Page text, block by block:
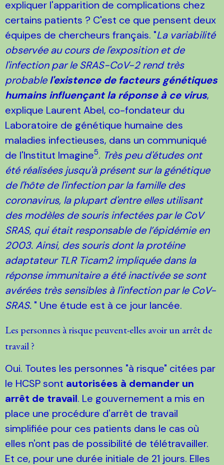
expliquer l'apparition de complications chez
certains patients ? C'est ce que pensent deux
équipes de chercheurs français. "La variabilité
observée au cours de l'exposition et de
l'infection par le SRAS-CoV-2 rend très
probablel'existence de facteurs génétiques
humains influençant la réponse à ce virus,
explique Laurent Abel, co-fondateur du
Laboratoire de génétique humaine des
maladies infectieuses, dans un communiqué
de l'Institut Imagine5. Très peu d'études ont
été réalisées jusqu'à présent sur la génétique
de l'hôte de l'infection par la famille des
coronavirus, la plupart d'entre elles utilisant
des modèles de souris infectées par le CoV
SRAS, qui était responsable de l’épidémie en
2003. Ainsi, des souris dont la protéine
adaptateur TLR Ticam2 impliquée dans la
réponse immunitaire a été inactivée se sont
avérées très sensibles à l'infection par le CoV-
SRAS. " Une étude est à ce jour lancée.
Les personnes à risque peuvent-elles avoir un arrêt de
travail ?
Oui. Toutes les personnes "à risque" citées par
le HCSP sont autorisées à demander un
arrêt de travail. Le gouvernement a mis en
place une procédure d'arrêt de travail
simplifiée pour ces patients dans le cas où
elles n'ont pas de possibilité de télétravailler.
Et ce, pour une durée initiale de 21 jours. Elles